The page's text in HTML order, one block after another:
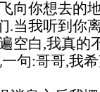
你想去的地
.当我听到你
空白,我真的
句:哥哥,我